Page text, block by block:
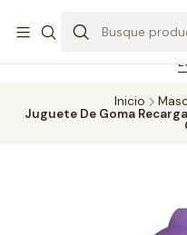
Feriado 21-05-2026 atención
día solo área Metropolitana
Pedidos hasta 16 hrs.,
Inicio
Juguete De Goma